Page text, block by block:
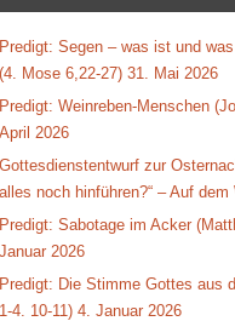
Predigt: Segen – was ist und
(4. Mose 6,22-27) 31. Mai 2026
Predigt: Weinreben-Menschen
April 2026
Gottesdienstentwurf zur
alles noch hinführen?“ – Auf
Predigt: Sabotage im Acker
Januar 2026
Predigt: Die Stimme Gottes aus
1-4. 10-11) 4. Januar 2026